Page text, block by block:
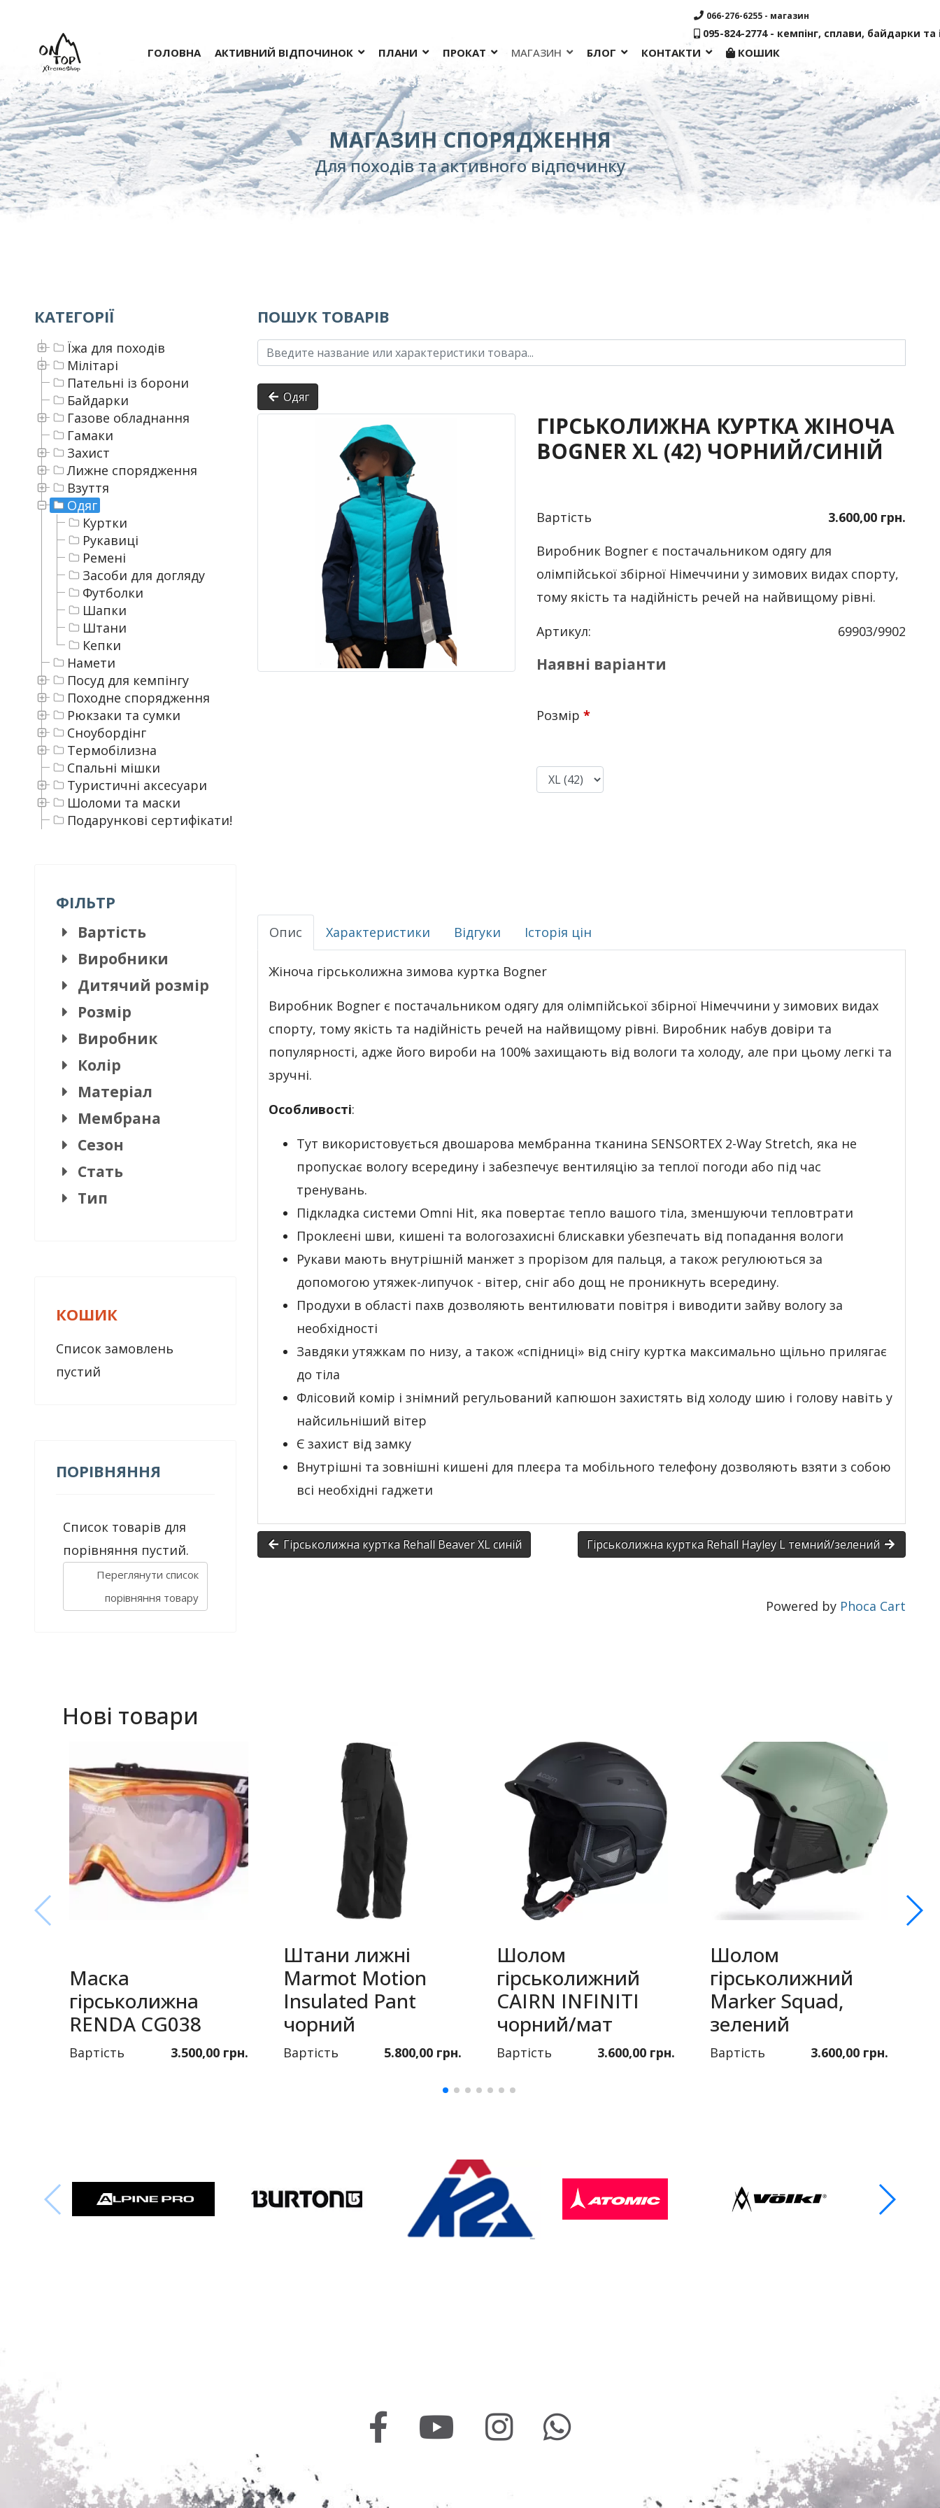
ГОЛОВНА АКТИВНИЙ ВІДПОЧИНОК ПЛАНИ ПРОКАТ МАГАЗИН БЛОГ КОНТАКТИ КОШИК
066-276-6255 - магазин
095-824-2774 - кемпінг, сплави, байдарки та
МАГАЗИН СПОРЯДЖЕННЯ
Для походів та активного відпочинку
КАТЕГОРІЇ
Подарункові сертифікати!
Шоломи та маски
Туристичні аксесуари
Спальні мішки
Термобілизна
Сноубордінг
Рюкзаки та сумки
Походне спорядження
Посуд для кемпінгу
Намети
Одяг
Куртки
Рукавиці
Ремені
Засоби для догляду
Футболки
Шапки
Штани
Кепки
Взуття
Лижне спорядження
Захист
Гамаки
Газове обладнання
Байдарки
Пательні із борони
Мілітарі
Їжа для походів
ФІЛЬТР
Вартість
Виробники
Дитячий розмір
Розмір
Виробник
Колір
Матеріал
Мембрана
Сезон
Стать
Тип
КОШИК
Список замовлень
пустий
ПОРІВНЯННЯ
Список товарів для
порівняння пустий.
Переглянути список
порівняння товару
ПОШУК ТОВАРІВ
Одяг
ГІРСЬКОЛИЖНА КУРТКА ЖІНОЧА
BOGNER XL (42) ЧОРНИЙ/СИНІЙ
Вартість
3.600,00 грн.
Виробник Bogner є постачальником одягу для
олімпійської збірної Німеччини у зимових видах спорту,
тому якість та надійність речей на найвищому рівні.
Артикул: 69903/9902
Наявні варіанти
Розмір *
Опис Характеристики Відгуки Історія цін
Жіноча гірськолижна зимова куртка Bogner
Виробник Bogner є постачальником одягу для олімпійської збірної Німеччини у зимових видах
спорту, тому якість та надійність речей на найвищому рівні. Виробник набув довіри та
популярності, адже його вироби на 100% захищають від вологи та холоду, але при цьому легкі та
зручні.
Особливості:
Тут використовується двошарова мембранна тканина SENSORTEX 2-Way Stretch, яка не
пропускає вологу всередину і забезпечує вентиляцію за теплої погоди або під час
тренувань.
Підкладка системи Omni Hit, яка повертає тепло вашого тіла, зменшуючи тепловтрати
Проклеєні шви, кишені та вологозахисні блискавки убезпечать від попадання вологи
Рукави мають внутрішній манжет з прорізом для пальця, а також регулюються за
допомогою утяжек-липучок - вітер, сніг або дощ не проникнуть всередину.
Продухи в області пахв дозволяють вентилювати повітря і виводити зайву вологу за
необхідності
Завдяки утяжкам по низу, а також «спідниці» від снігу куртка максимально щільно прилягає
до тіла
Флісовий комір і знімний регульований капюшон захистять від холоду шию і голову навіть у
найсильніший вітер
Є захист від замку
Внутрішні та зовнішні кишені для плеєра та мобільного телефону дозволяють взяти з собою
всі необхідні гаджети
Гірськолижна куртка Rehall Beaver XL синій Гірськолижна куртка Rehall Hayley L темний/зелений
Powered by Phoca Cart
Нові товари
Маска
гірськолижна
RENDA CG038
Вартість 3.500,00 грн.
Штани лижні
Marmot Motion
Insulated Pant
чорний
Вартість 5.800,00 грн.
Шолом
гірськолижний
CAIRN INFINITI
чорний/мат
Вартість 3.600,00 грн.
Шолом
гірськолижний
Marker Squad,
зелений
Вартість 3.600,00 грн.